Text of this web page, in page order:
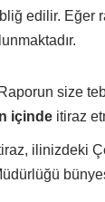
edilir. Eğer
Raporun size
içinde itiraz
ilinizdeki